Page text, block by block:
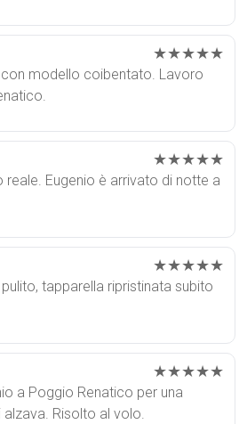
★★★★★
modello coibentato. Lavoro
★★★★★
reale. Eugenio è arrivato di notte a
★★★★★
tapparella ripristinata subito
★★★★★
a Poggio Renatico per una
Risolto al volo.